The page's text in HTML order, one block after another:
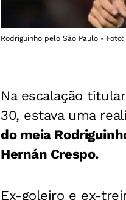
Rodriguinho pelo São Paulo -
Na escalação
30, estava uma
do meia
Hernán Crespo.
Ex-goleiro e ex-